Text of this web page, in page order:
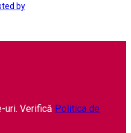
by
Verifică Politica de